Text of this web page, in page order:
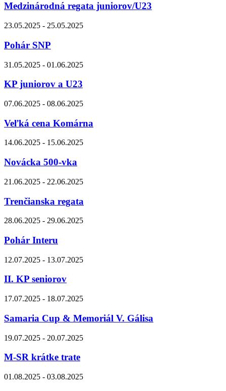
Medzinárodná regata juniorov/U23
23.05.2025 - 25.05.2025
Pohár SNP
31.05.2025 - 01.06.2025
KP juniorov a U23
07.06.2025 - 08.06.2025
Veľká cena Komárna
14.06.2025 - 15.06.2025
Novácka 500-vka
21.06.2025 - 22.06.2025
Trenčianska regata
28.06.2025 - 29.06.2025
Pohár Interu
12.07.2025 - 13.07.2025
II. KP seniorov
17.07.2025 - 18.07.2025
Samaria Cup & Memoriál V. Gálisa
19.07.2025 - 20.07.2025
M-SR krátke trate
01.08.2025 - 03.08.2025